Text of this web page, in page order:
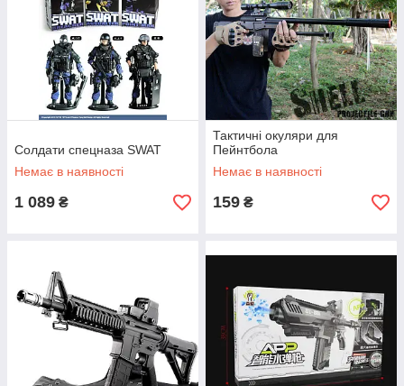
Солдати спецназа SWAT
Немає в наявності
1 089 ₴
Тактичні окуляри для
Пейнтбола
Немає в наявності
159 ₴